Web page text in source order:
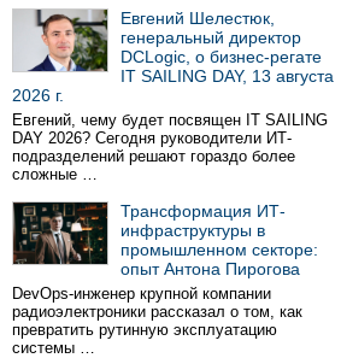
Евгений Шелестюк,
генеральный директор
DCLogic, о бизнес-регате
IT SAILING DAY, 13 августа
2026 г.
Евгений, чему будет посвящен IT SAILING
DAY 2026? Сегодня руководители ИТ-
подразделений решают гораздо более
сложные …
Трансформация ИТ-
инфраструктуры в
промышленном секторе:
опыт Антона Пирогова
DevOps-инженер крупной компании
радиоэлектроники рассказал о том, как
превратить рутинную эксплуатацию
системы …